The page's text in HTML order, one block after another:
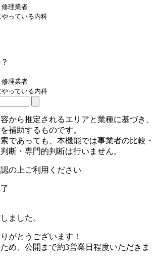
理業者
っている内科
理業者
っている内科
から推定されるエリアと業種に基づき、
補助するものです。
であっても、本機能では事業者の比較・
断・専門的判断は行いません。
の上ご利用ください
ました。
がとうございます！
め、公開まで約3営業日程度いただきま